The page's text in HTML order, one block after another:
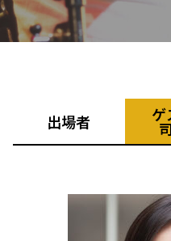
出場者 ゲ